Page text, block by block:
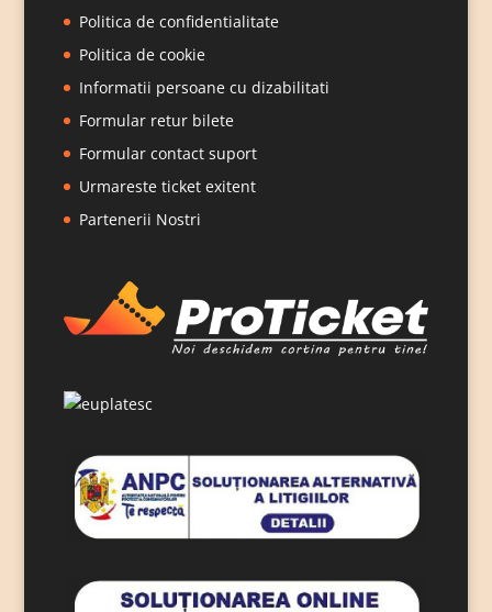
Politica de confidentialitate
Politica de cookie
Informatii persoane cu dizabilitati
Formular retur bilete
Formular contact suport
Urmareste ticket exitent
Partenerii Nostri